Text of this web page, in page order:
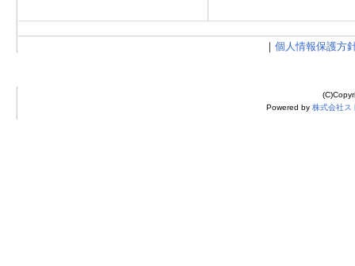
｜ 個人情報保護方
Powered by 株式会社ス